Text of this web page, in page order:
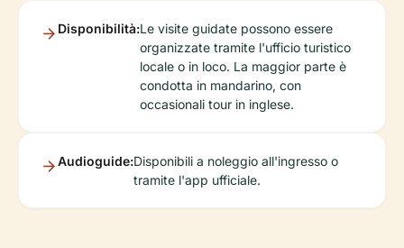
Disponibilità:Le visite guidate possono essere
organizzate tramite l'ufficio turistico
locale o in loco. La maggior parte è
condotta in mandarino, con
occasionali tour in inglese.
Audioguide:Disponibili a noleggio all'ingresso o
tramite l'app ufficiale.